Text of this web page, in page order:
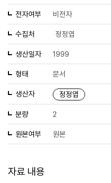
전자여부 비전자
수집처 정정엽
생산일자 1999
형태 문서
생산자 정정엽
분량 2
원본여부 원본
자료 내용